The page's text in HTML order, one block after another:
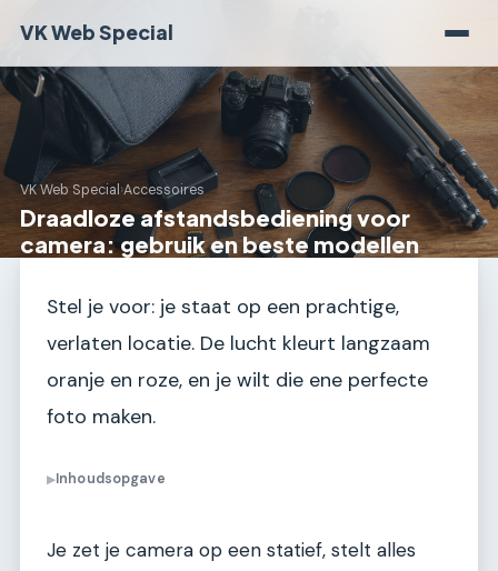
VK Web Special
VK Web Special›Accessoires
Draadloze afstandsbediening voor
camera: gebruik en beste modellen
Stel je voor: je staat op een prachtige,
verlaten locatie. De lucht kleurt langzaam
oranje en roze, en je wilt die ene perfecte
foto maken.
▶Inhoudsopgave
Je zet je camera op een statief, stelt alles